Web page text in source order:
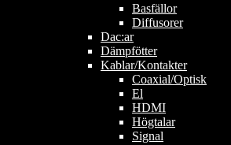
Basfällor
Diffusorer
Dac:ar
Dämpfötter
Kablar/Kontakter
Coaxial/Optisk
El
HDMI
Högtalar
Signal